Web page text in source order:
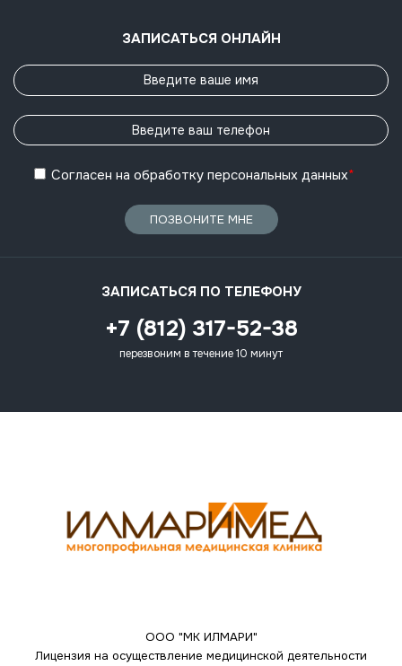
ЗАПИСАТЬСЯ ОНЛАЙН
Согласен на обработку персональных данных*
ПОЗВОНИТЕ МНЕ
ЗАПИСАТЬСЯ ПО ТЕЛЕФОНУ
+7 (812) 317-52-38
перезвоним в течение 10 минут
ООО "МК ИЛМАРИ"
Лицензия на осуществление медицинской деятельности